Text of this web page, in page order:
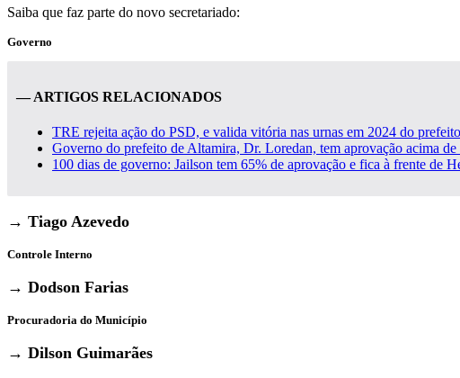
Saiba que faz parte do novo secretariado:
Governo
— ARTIGOS RELACIONADOS
TRE rejeita ação do PSD, e valida vitória nas urnas em 2024 do
Governo do prefeito de Altamira, Dr. Loredan, tem aprovação acima
100 dias de governo: Jailson tem 65% de aprovação e fica à frente de
→ Tiago Azevedo
Controle Interno
→ Dodson Farias
Procuradoria do Município
→ Dilson Guimarães